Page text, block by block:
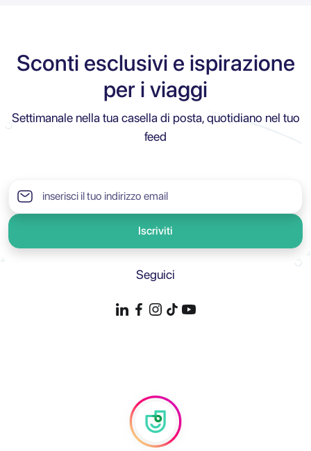
Sconti esclusivi e ispirazione
per i viaggi
Settimanale nella tua casella di posta, quotidiano nel tuo
feed
Iscriviti
Seguici